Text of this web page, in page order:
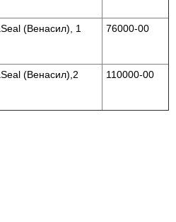
(Венасил), 1
76000-00
(Венасил),2
110000-00